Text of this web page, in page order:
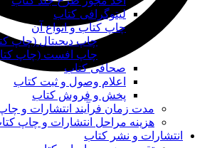
لیتوگرافی کتاب
چاپ کتاب و انواع آن
چاپ دیجیتال (چاپ
چاپ افست (چاپ کتاب
صحافی کتاب
اعلام وصول و ثبت کتاب
پخش و فروش کتاب
مدت زمان فرآیند انتشارات و
هزینه مراحل انتشارات و چاپ
انتشارات و نشر کتاب